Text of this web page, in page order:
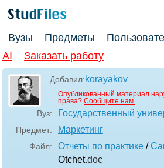
Вузы Предметы
AI
Заказать работу
Добавил:korayakov
Опубликованный материал
права? Сообщите нам.
Вуз: Государственный
Предмет: Маркетинг
Файл: Отчеты по практике /
Otchet.doc